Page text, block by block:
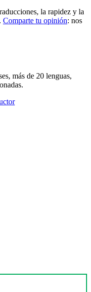
la rapidez y la
Comparte tu opinión: nos
más de 20 lenguas,